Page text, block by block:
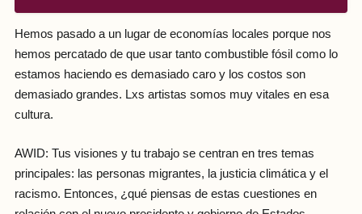
Hemos pasado a un lugar de economías locales porque nos
hemos percatado de que usar tanto combustible fósil como lo
estamos haciendo es demasiado caro y los costos son
demasiado grandes. Lxs artistas somos muy vitales en esa
cultura.
AWID: Tus visiones y tu trabajo se centran en tres temas
principales: las personas migrantes, la justicia climática y el
racismo. Entonces, ¿qué piensas de estas cuestiones en